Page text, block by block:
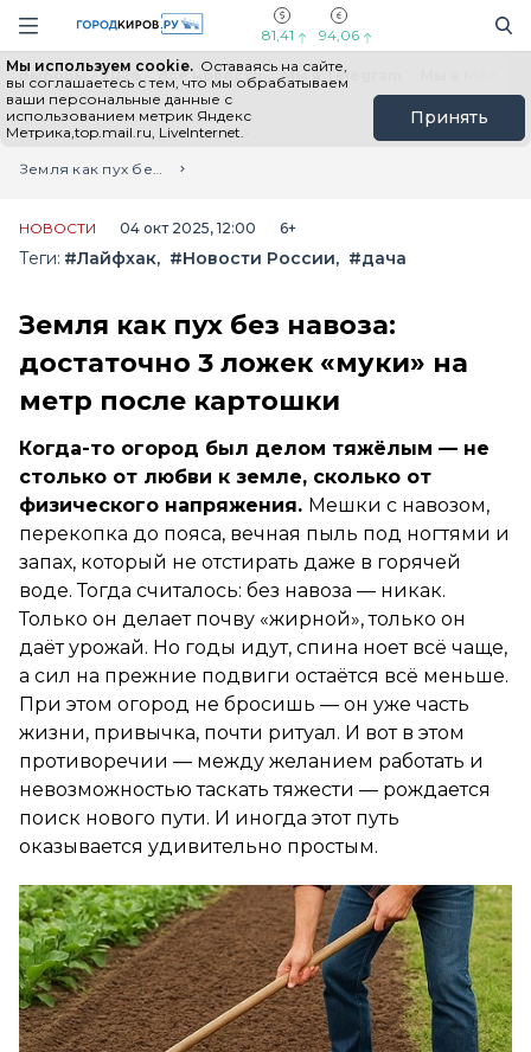
Навигация сайта
81,41 94,06
Мы используем cookie. Оставаясь на сайте,
вы соглашаетесь с тем, что мы обрабатываем
ваши персональные данные с
использованием метрик Яндекс
Метрика,top.mail.ru, LiveInternet.
Принять
Выборы - 2026 Все новости Мы в Telegram
Главная
Лента новостей
Земля как пух без навоза: достаточно 3 ложек «муки» на метр после картошки
НОВОСТИ 04 окт 2025, 12:00 6+
Теги: #Лайфхак #Новости России #дача
Земля как пух без навоза:
достаточно 3 ложек «муки» на
метр после картошки
Когда-то огород был делом тяжёлым — не
столько от любви к земле, сколько от
физического напряжения. Мешки с навозом,
перекопка до пояса, вечная пыль под ногтями и
запах, который не отстирать даже в горячей
воде. Тогда считалось: без навоза — никак.
Только он делает почву «жирной», только он
даёт урожай. Но годы идут, спина ноет всё чаще,
а сил на прежние подвиги остаётся всё меньше.
При этом огород не бросишь — он уже часть
жизни, привычка, почти ритуал. И вот в этом
противоречии — между желанием работать и
невозможностью таскать тяжести — рождается
поиск нового пути. И иногда этот путь
оказывается удивительно простым.